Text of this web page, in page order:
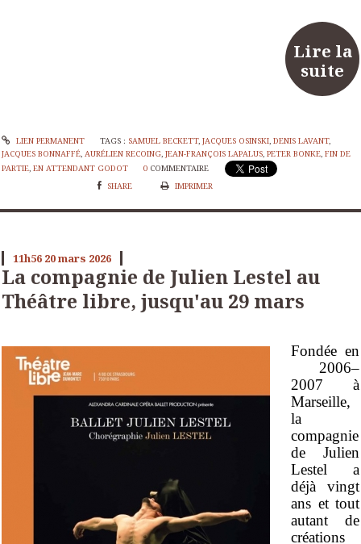
Lire la
suite
LIEN PERMANENT TAGS : SAMUEL BECKETT, JACQUES OSINSKI, DENIS LAVANT,
JACQUES BONNAFFÉ, AURÉLIEN RECOING, JEAN-FRANÇOIS LAPALUS, PETER BONKE, FIN DE
PARTIE, EN ATTENDANT GODOT 0 COMMENTAIRE
SHARE
IMPRIMER
11h56 20mars 2026
La compagnie de Julien Lestel au
Théâtre libre, jusqu'au 29 mars
Fondée en
2006–
2007 à
Marseille,
la
compagnie
de Julien
Lestel a
déjà vingt
ans et tout
autant de
créations